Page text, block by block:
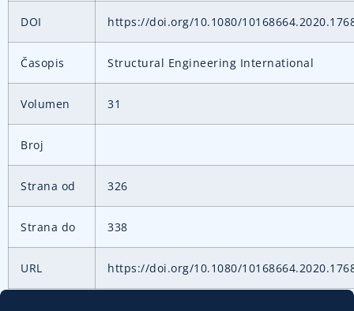
DOI https://doi.org/10.1080/
Časopis Structural Engineering International
Volumen 31
Broj
Strana od 326
Strana do 338
URL https://doi.org/10.1080/